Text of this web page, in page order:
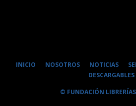
INICIO NOSOTROS NOTICIAS
DESCARGABLES
© FUNDACIÓN